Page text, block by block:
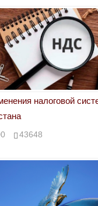
налоговой
43648